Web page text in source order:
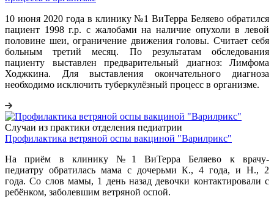
10 июня 2020 года в клинику №1 ВиТерра Беляево обратился
пациент 1998 г.р. с жалобами на наличие опухоли в левой
половине шеи, ограничение движения головы. Считает себя
больным третий месяц. По результатам обследования
пациенту выставлен предварительный диагноз: Лимфома
Ходжкина. Для выставления окончательного диагноза
необходимо исключить туберкулёзный процесс в организме.
Случаи из практики отделения педиатрии
Профилактика ветряной оспы вакциной "Варилрикс"
На приём в клинику №1 ВиТерра Беляево к врачу-
педиатру обратилась мама с дочерьми К., 4 года, и Н., 2
года. Со слов мамы, 1 день назад девочки контактировали с
ребёнком, заболевшим ветряной оспой.